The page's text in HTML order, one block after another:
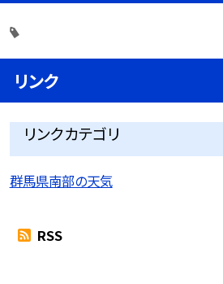
リンク
リンクカテゴリ
群馬県南部の天気
RSS